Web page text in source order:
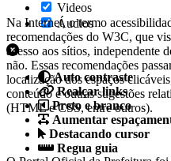
Videos
Áudios
Auto contraste
Realçar links
Preto e branco
Aumentar
Destacando cursor
Regua guia
Na Internet, o termo
recomendações do W3C, que
acesso aos sítios, independente
não. Essas recomendações
localização dos espaços
conteúdo e outras sugestões
(HTML e CSS, entre outros).